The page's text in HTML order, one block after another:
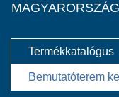
MAGYARORSZÁG
Termékkatalógus
Bemutatóterem